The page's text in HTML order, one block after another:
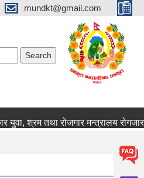
mundkt@gmail.com
श्रम तथा रोजगार मन्त्रालय रोगजार